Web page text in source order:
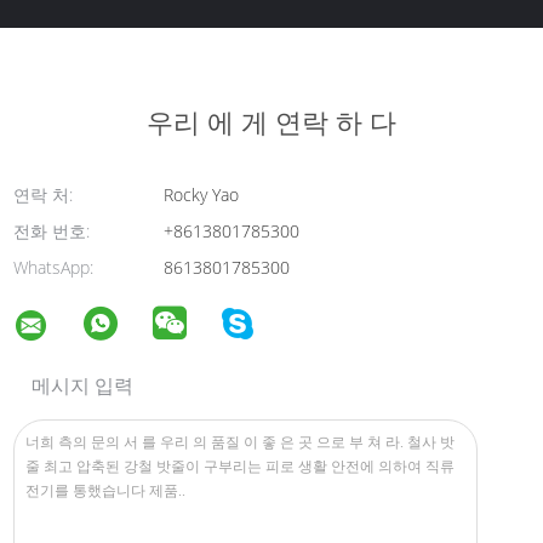
우리 에 게 연락 하 다
연락 처:
Rocky Yao
전화 번호:
+8613801785300
WhatsApp:
8613801785300
메시지 입력